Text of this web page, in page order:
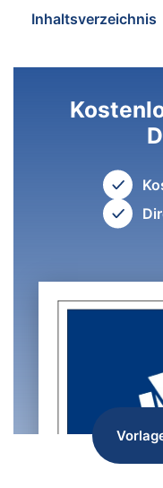
Inhaltsverzeichnis